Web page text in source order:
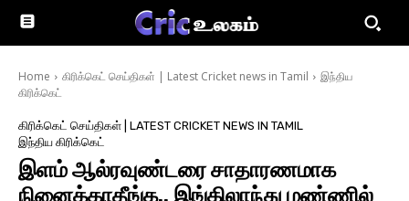
Home கிரிக்கெட் செய்திகள் | Latest Cricket news in Tamil
இந்திய
கிரிக்கெட்
கிரிக்கெட் செய்திகள் | LATEST CRICKET NEWS IN TAMIL
இந்திய கிரிக்கெட்
இளம் ஆல்ரவுண்டரை சாதாரணமாக
நினைக்காதீங்க.. இங்கிலாந்து மண்ணில்